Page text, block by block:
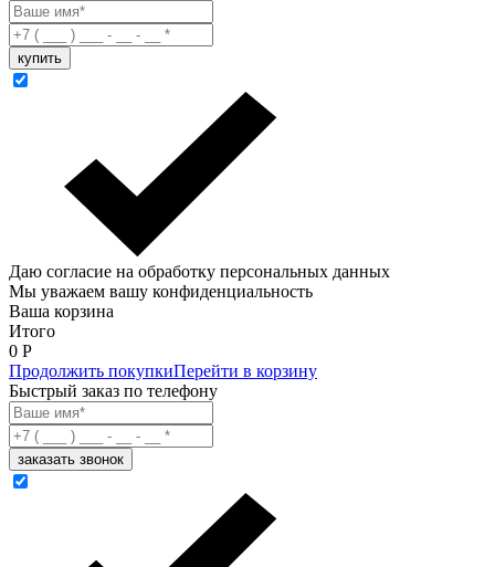
Даю согласие на обработку персональных данных
Мы уважаем вашу конфиденциальность
Ваша корзина
Итого
0 Р
Продолжить покупкиПерейти в корзину
Быстрый заказ по телефону